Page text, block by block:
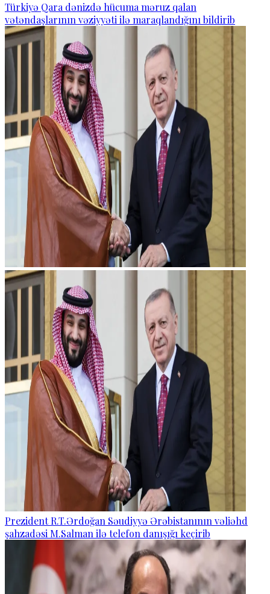
Türkiyə Qara dənizdə hücuma məruz qalan
vətəndaşlarının vəziyyəti ilə maraqlandığını bildirib
Prezident R.T.Ərdoğan Səudiyyə Ərəbistanının vəliəhd
şahzadəsi M.Salman ilə telefon danışığı keçirib